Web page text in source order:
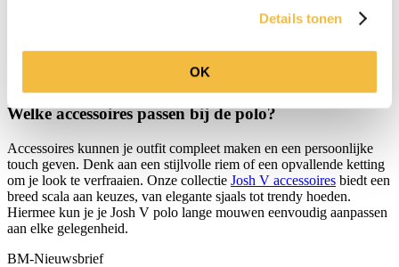
Details tonen
OK
zodat er voor iedereen een passende optie is. Van XS tot XL, je
biedt ook stylingadvies om je te helpen de perfecte fit te vinden.
Ontdek de mogelijkheden binnen onze
Welke accessoires passen bij de polo?
Accessoires kunnen je outfit compleet maken en een persoonlijke
touch geven. Denk aan een stijlvolle riem of een opvallende ketting
om je look te verfraaien. Onze collectie Josh V accessoires biedt een
breed scala aan keuzes, van elegante sjaals tot trendy hoeden.
Hiermee kun je je Josh V polo lange mouwen eenvoudig aanpassen
aan elke gelegenheid.
BM-Nieuwsbrief